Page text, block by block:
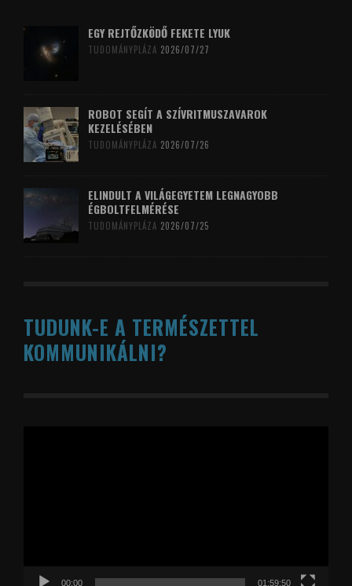
EGY REJTŐZKÖDŐ FEKETE LYUK
TUDOMÁNYPLÁZA 2026/07/27
ROBOT SEGÍT A SZÍVRITMUSZAVAROK
KEZELÉSÉBEN
TUDOMÁNYPLÁZA 2026/07/26
ELINDULT A VILÁGEGYETEM LEGNAGYOBB
ÉGBOLTFELMÉRÉSE
TUDOMÁNYPLÁZA 2026/07/25
TUDUNK-E A TERMÉSZETTEL
KOMMUNIKÁLNI?
00:00 01:59:50